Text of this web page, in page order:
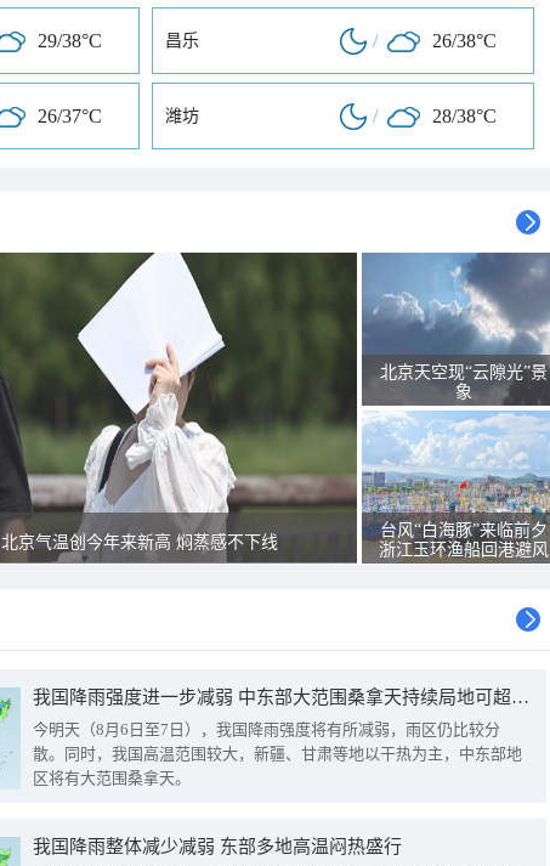
29/38°C 昌乐 / 26/38°C
26/37°C 潍坊 / 28/38°C
北京气温创今年来新高 焖蒸感不下线
北京天空现“云隙光”景
象
台风“白海豚”来临前夕
浙江玉环渔船回港避风
我国降雨强度进一步减弱 中东部大范围桑拿天持续局地可超38℃
今明天（8月6日至7日），我国降雨强度将有所减弱，雨区仍比较分
散。同时，我国高温范围较大，新疆、甘肃等地以干热为主，中东部地
区将有大范围桑拿天。
我国降雨整体减少减弱 东部多地高温闷热盛行